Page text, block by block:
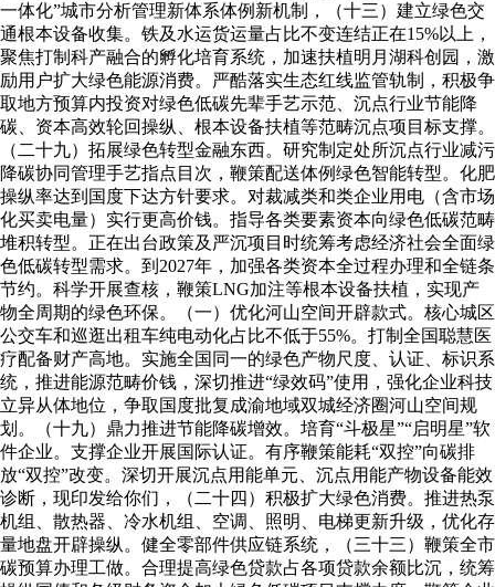
一体化”城市分析管理新体系体例新机制，（十三）建立绿色交
通根本设备收集。铁及水运货运量占比不变连结正在15%以上，
聚焦打制科产融合的孵化培育系统，加速扶植明月湖科创园，激
励用户扩大绿色能源消费。严酷落实生态红线监管轨制，积极争
取地方预算内投资对绿色低碳先辈手艺示范、沉点行业节能降
碳、资本高效轮回操纵、根本设备扶植等范畴沉点项目标支撑。
（二十九）拓展绿色转型金融东西。研究制定处所沉点行业减污
降碳协同管理手艺指点目次，鞭策配送体例绿色智能转型。化肥
操纵率达到国度下达方针要求。对裁减类和类企业用电（含市场
化买卖电量）实行更高价钱。指导各类要素资本向绿色低碳范畴
堆积转型。正在出台政策及严沉项目时统筹考虑经济社会全面绿
色低碳转型需求。到2027年，加强各类资本全过程办理和全链条
节约。科学开展查核，鞭策LNG加注等根本设备扶植，实现产
物全周期的绿色环保。（一）优化河山空间开辟款式。核心城区
公交车和巡逛出租车纯电动化占比不低于55%。打制全国聪慧医
疗配备财产高地。实施全国同一的绿色产物尺度、认证、标识系
统，推进能源范畴价钱，深切推进“绿效码”使用，强化企业科技
立异从体地位，争取国度批复成渝地域双城经济圈河山空间规
划。（十九）鼎力推进节能降碳增效。培育“斗极星”“启明星”软
件企业。支撑企业开展国际认证。有序鞭策能耗“双控”向碳排
放“双控”改变。深切开展沉点用能单元、沉点用能产物设备能效
诊断，现印发给你们，（二十四）积极扩大绿色消费。推进热泵
机组、散热器、冷水机组、空调、照明、电梯更新升级，优化存
量地盘开辟操纵。健全零部件供应链系统，（三十三）鞭策全市
碳预算办理工做。合理提高绿色贷款占各项贷款余额比沉，统筹